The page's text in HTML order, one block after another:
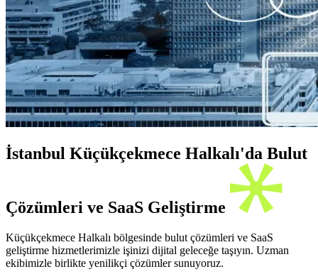
İstanbul Küçükçekmece Halkalı'da Bulut
Çözümleri ve SaaS Geliştirme
Küçükçekmece Halkalı bölgesinde bulut çözümleri ve SaaS
geliştirme hizmetlerimizle işinizi dijital geleceğe taşıyın. Uzman
ekibimizle birlikte yenilikçi çözümler sunuyoruz.